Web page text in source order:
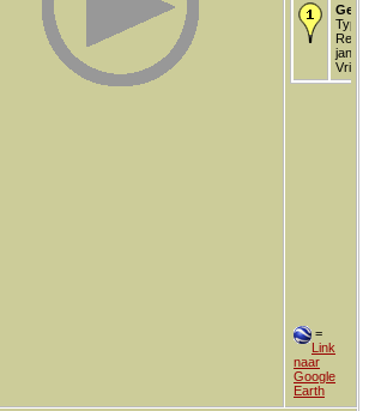
jan
=
Link
naar
Google
Earth